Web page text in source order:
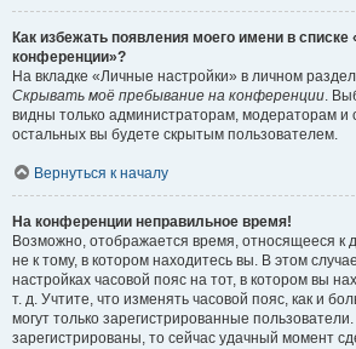
Как избежать появления моего имени в списке
конференции»?
На вкладке «Личные настройки» в личном
Скрывать моё пребывание на конференции.
видны только администраторам, модераторам и
остальных вы будете скрытым пользователем.
Вернуться к началу
На конференции неправильное время!
Возможно, отображается время, относящееся к
не к тому, в котором находитесь вы. В этом
настройках часовой пояс на тот, в котором вы
т. д. Учтите, что изменять часовой пояс, как и
могут только зарегистрированные
зарегистрированы, то сейчас удачный момент